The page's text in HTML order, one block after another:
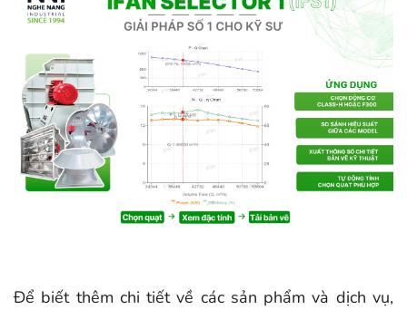
Để biết thêm chi tiết về các sản phẩm và dịch vụ,